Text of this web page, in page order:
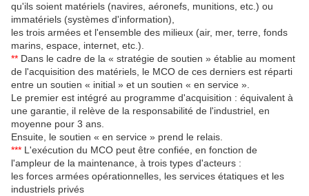
qu'ils soient matériels (navires, aéronefs, munitions, etc.) ou
immatériels (systèmes d'information),
les trois armées et l'ensemble des milieux (air, mer, terre, fonds
marins, espace, internet, etc.).
** Dans le cadre de la « stratégie de soutien » établie au moment
de l'acquisition des matériels, le MCO de ces derniers est réparti
entre un soutien « initial » et un soutien « en service ».
Le premier est intégré au programme d'acquisition : équivalent à
une garantie, il relève de la responsabilité de l'industriel, en
moyenne pour 3 ans.
Ensuite, le soutien « en service » prend le relais.
*** L'exécution du MCO peut être confiée, en fonction de
l'ampleur de la maintenance, à trois types d'acteurs :
les forces armées opérationnelles, les services étatiques et les
industriels privés